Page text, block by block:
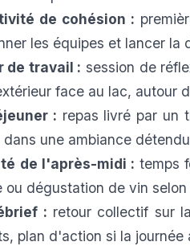
de cohésion :
les équipes et lancer la
de travail : session de
face au lac, autour
: repas livré par un
une ambiance
de l'après-midi : temps
ou dégustation de vin selon
: retour collectif sur
plan d'action si la